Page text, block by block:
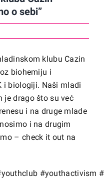
o sebi”
klubu Cazin
biohemiju i
i biologiji. Naši mladi
je drago što su već
i na druge mlade
i na drugim
– check it out na
#youthactivism